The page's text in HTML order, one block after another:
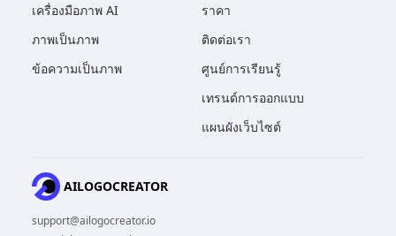
เครื่องมือภาพ AI
ภาพเป็นภาพ
ข้อความเป็นภาพ
ราคา
ติดต่อเรา
ศูนย์การเรียนรู้
เทรนด์การออกแบบ
แผนผังเว็บไซต์
AILOGOCREATOR
support@ailogocreator.io